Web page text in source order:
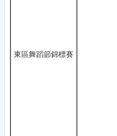
東區舞蹈節錦標賽